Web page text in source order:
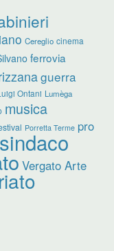
Cereglio cinema
ferrovia
guerra
Ontani Lumèga
musica
Porretta Terme pro
sindaco
Vergato Arte